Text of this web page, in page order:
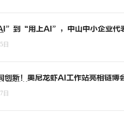
到“用上AI”，中山中小企业代
日
创新！奥尼龙虾AI工作站亮相链博
日